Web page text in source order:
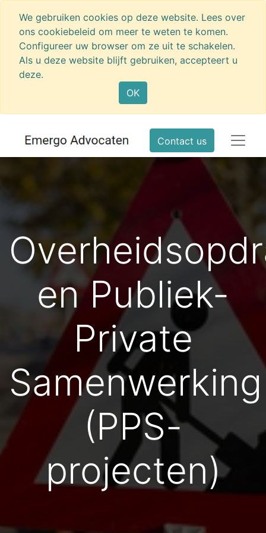
We gebruiken cookies op deze website. Lees over
ons cookiebeleid om meer te weten te komen.
Configureer uw browser om ze uit te schakelen.
Als u deze website blijft gebruiken, accepteert u
deze.
OK
Contact us
en Publiek-
Private
Samenwerking
(PPS-
projecten)